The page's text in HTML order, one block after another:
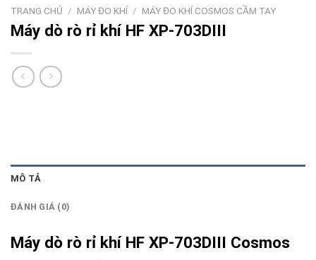
TRANG CHỦ / MÁY ĐO KHÍ / MÁY ĐO KHÍ COSMOS CẦM TAY
Máy dò rò rỉ khí HF XP-703DIII
MÔ TẢ
ĐÁNH GIÁ (0)
Máy dò rò rỉ khí HF XP-703DIII Cosmos